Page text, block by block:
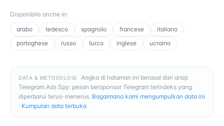
Disponibile anche in:
arabo
tedesco spagnolo francese
italiano
portoghese
russo turco inglese ucraino
DATA & METODOLOGI
Angka di halaman ini berasal dari arsip
Telegram Ads Spy: pesan bersponsor Telegram terindeks yang
diperbarui terus-menerus. Bagaimana kami mengumpulkan data ini
· Kumpulan data terbuka